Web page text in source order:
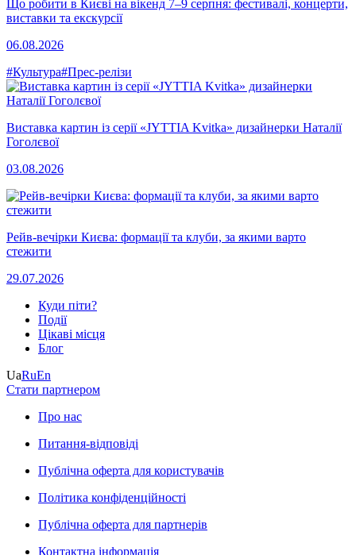
Що робити в Києві на вікенд 7–9 серпня: фестивалі, концерти,
виставки та екскурсії
06.08.2026
#Культура#Прес-релізи
Виставка картин із серії «JYTTIA Kvitka» дизайнерки Наталії
Гоголєвої
03.08.2026
Рейв-вечірки Києва: формації та клуби, за якими варто
стежити
29.07.2026
Куди піти?
Події
Цікаві місця
Блог
UaRuEn
Стати партнером
Про нас
Питання-відповіді
Публічна оферта для користувачів
Політика конфіденційності
Публічна оферта для партнерів
Контактна інформація